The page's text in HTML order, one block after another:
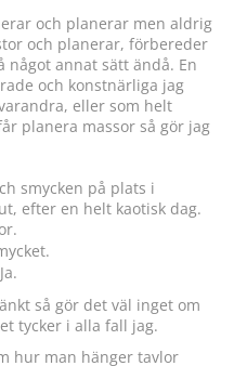
och planerar men aldrig
och planerar, förbereder
något annat sätt ändå. En
och konstnärliga jag
eller som helt
planera massor så gör jag
smycken på plats i
efter en helt kaotisk dag.
så gör det väl inget om
tycker i alla fall jag.
hur man hänger tavlor